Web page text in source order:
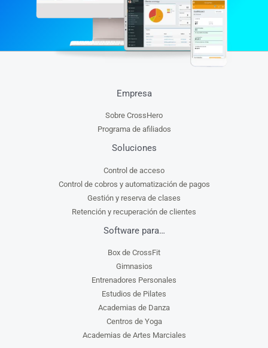
Empresa
Sobre CrossHero
Programa de afiliados
Soluciones
Control de acceso
Control de cobros y automatización de pagos
Gestión y reserva de clases
Retención y recuperación de clientes
Software para…
Box de CrossFit
Gimnasios
Entrenadores Personales
Estudios de Pilates
Academias de Danza
Centros de Yoga
Academias de Artes Marciales